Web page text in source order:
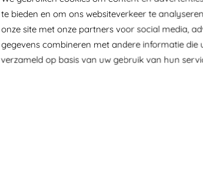
te bieden en om ons websiteverkeer te
onze site met onze partners voor social media,
gegevens combineren met andere informatie die
verzameld op basis van uw gebruik van hun